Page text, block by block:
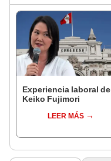
Experiencia laboral de
Keiko Fujimori
LEER MÁS